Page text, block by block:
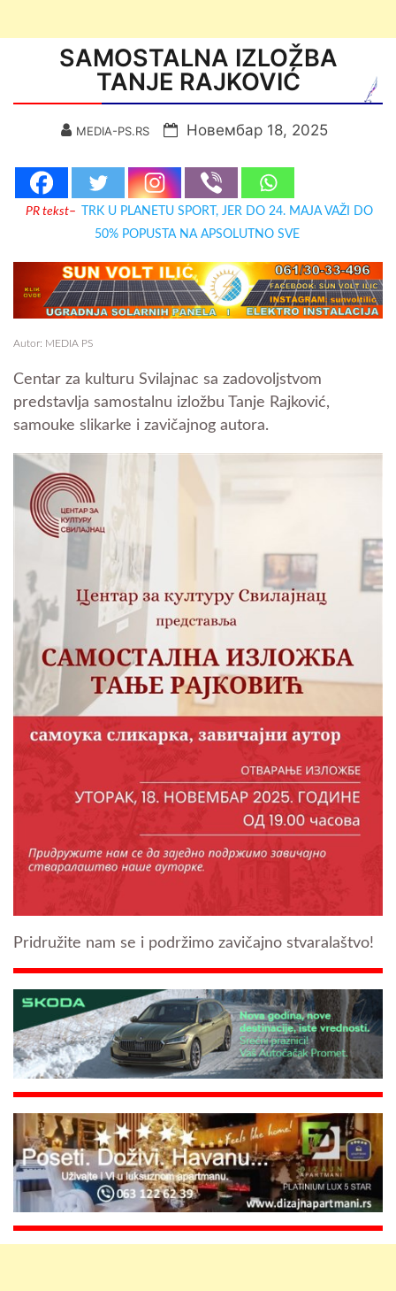
SAMOSTALNA IZLOŽBA
TANJE RAJKOVIĆ
MEDIA-PS.RS Новембар 18, 2025
PR tekst–
TRK U PLANETU SPORT, JER DO 24. MAJA VAŽI DO
50% POPUSTA NA APSOLUTNO SVE
Autor: MEDIA PS
Centar za kulturu Svilajnac sa zadovoljstvom
predstavlja samostalnu izložbu Tanje Rajković,
samouke slikarke i zavičajnog autora.
Pridružite nam se i podržimo zavičajno stvaralaštvo!